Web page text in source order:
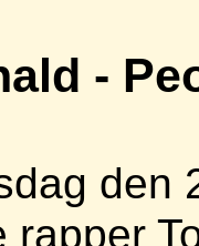
-
den
rapper